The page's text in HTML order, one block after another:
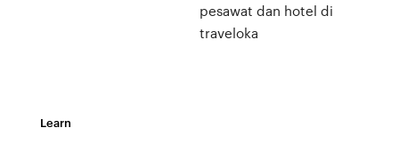
pesawat dan hotel di
traveloka
Learn